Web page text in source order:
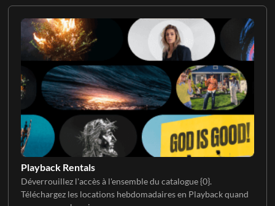
Playback Rentals
Déverrouillez l'accès à l'ensemble du catalogue {0}.
Téléchargez les locations hebdomadaires en Playback quand